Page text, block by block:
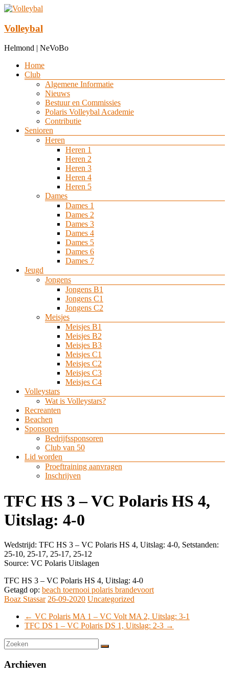
Ga
de
inhoud
Volleybal
Helmond | NeVoBo
Menu
Home
Club
Algemene Informatie
Nieuws
Bestuur en Commissies
Polaris Volleybal Academie
Contributie
Senioren
Heren
Heren 1
Heren 2
Heren 3
Heren 4
Heren 5
Dames
Dames 1
Dames 2
Dames 3
Dames 4
Dames 5
Dames 6
Dames 7
Jeugd
Jongens
Jongens B1
Jongens C1
Jongens C2
Meisjes
Meisjes B1
Meisjes B2
Meisjes B3
Meisjes C1
Meisjes C2
Meisjes C3
Meisjes C4
Volleystars
Wat is Volleystars?
Recreanten
Beachen
Sponsoren
Bedrijfssponsoren
Club van 50
Lid worden
Proeftraining aanvragen
Inschrijven
TFC HS 3 – VC Polaris HS 4,
Uitslag: 4-0
Wedstrijd: TFC HS 3 – VC Polaris HS 4, Uitslag: 4-0, Setstanden:
25-10, 25-17, 25-17, 25-12
Source: VC Polaris Uitslagen
TFC HS 3 – VC Polaris HS 4, Uitslag: 4-0
Getagd op: beach toernooi polaris brandevoort
Boaz Stassar 26-09-2020 Uncategorized
← VC Polaris MA 1 – VC Volt MA 2, Uitslag: 3-1
TFC DS 1 – VC Polaris DS 1, Uitslag: 2-3 →
Archieven